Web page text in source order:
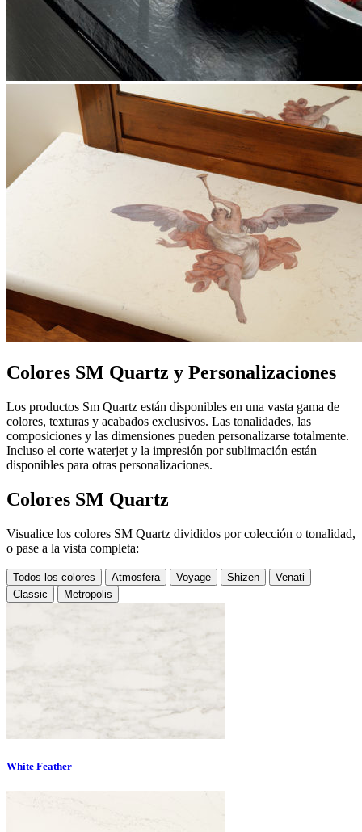
Colores SM Quartz y Personalizaciones
Los productos Sm Quartz están disponibles en una vasta gama de
colores, texturas y acabados exclusivos. Las tonalidades, las
composiciones y las dimensiones pueden personalizarse totalmente.
Incluso el corte waterjet y la impresión por sublimación están
disponibles para otras personalizaciones.
Colores SM Quartz
Visualice los colores SM Quartz divididos por colección o tonalidad,
o pase a la vista completa:
Todos los colores Atmosfera Voyage Shizen
Venati
Classic
Metropolis
White Feather